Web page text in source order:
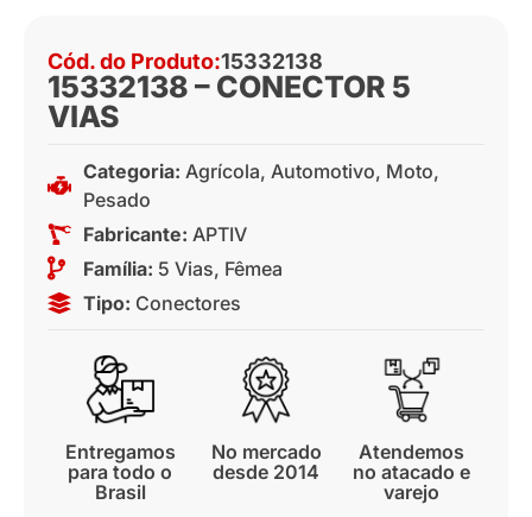
Cód. do Produto:15332138
15332138 – CONECTOR 5
VIAS
Categoria: Agrícola, Automotivo, Moto,
Pesado
Fabricante: APTIV
Família: 5 Vias, Fêmea
Tipo: Conectores
Entregamos
para todo o
Brasil
No mercado
desde 2014
Atendemos
no atacado e
varejo